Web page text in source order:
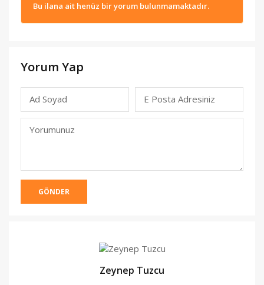
Bu ilana ait henüz bir yorum bulunmamaktadır.
Yorum Yap
Ad Soyad E Posta Adresiniz
Yorumunuz
GÖNDER
Zeynep Tuzcu